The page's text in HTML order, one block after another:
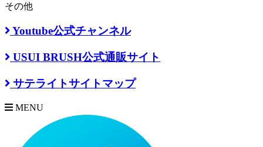
その他
Youtube公式チャンネル
USUI BRUSH公式通販サイト
サテライトサイトマップ
MENU